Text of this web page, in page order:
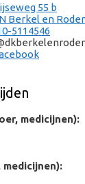
55 b
Berkel en
5114546
medicijnen):